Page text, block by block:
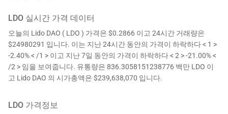
LDO 실시간 가격 데이터
오늘의 Lido DAO ( LDO ) 가격은 $0.2866 이고 24시간 거래량은
$24980291 입니다. 이는 지난 24시간 동안의 가격이 하락하다 < 1 >
-2.40% < /1 > 이고 지난 7일 동안의 가격이 하락하다 < 2 > -21.00% <
/2 > 임을 보여줍니다. 유통량은 836.3058151238776 백만 LDO 이
고 Lido DAO 의 시가총액은 $239,638,070 입니다.
LDO 가격정보